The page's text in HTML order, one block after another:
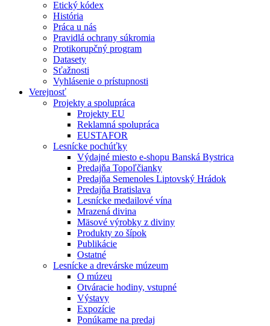
Etický kódex
História
Práca u nás
Pravidlá ochrany súkromia
Protikorupčný program
Datasety
Sťažnosti
Vyhlásenie o prístupnosti
Verejnosť
Projekty a spolupráca
Projekty EU
Reklamná spolupráca
EUSTAFOR
Lesnícke pochúťky
Výdajné miesto e-shopu Banská Bystrica
Predajňa Topoľčianky
Predajňa Semenoles Liptovský Hrádok
Predajňa Bratislava
Lesnícke medailové vína
Mrazená divina
Mäsové výrobky z diviny
Produkty zo šípok
Publikácie
Ostatné
Lesnícke a drevárske múzeum
O múzeu
Otváracie hodiny, vstupné
Výstavy
Expozície
Ponúkame na predaj